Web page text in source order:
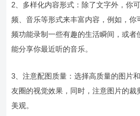
2、多样化内容形式：除了文字外，你
频、音乐等形式来丰富内容，例如，你
频功能录制一些有趣的生活瞬间，或者
能分享你最近听的音乐。
3、注意配图质量：选择高质量的图片
友圈的视觉效果，同时，注意图片的裁
美观。